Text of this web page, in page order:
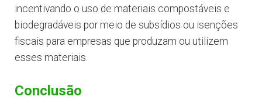
incentivando o uso de materiais compostáveis e
biodegradáveis por meio de subsídios ou isenções
fiscais para empresas que produzam ou utilizem
esses materiais.
Conclusão